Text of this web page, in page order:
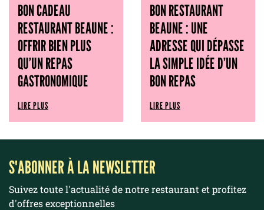
BON CADEAU
RESTAURANT BEAUNE :
OFFRIR BIEN PLUS
QU’UN REPAS
GASTRONOMIQUE
LIRE PLUS
BON RESTAURANT
BEAUNE : UNE
ADRESSE QUI DÉPASSE
LA SIMPLE IDÉE D’UN
BON REPAS
LIRE PLUS
S'ABONNER À LA NEWSLETTER
Suivez toute l'actualité de notre restaurant et profitez
d'offres exceptionnelles